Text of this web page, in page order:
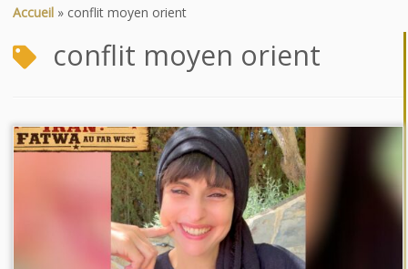
auAccueil » conflit moyen orient
conflit moyen orient